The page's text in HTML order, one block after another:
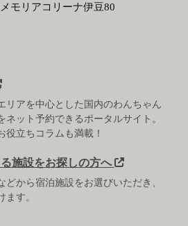
メモリアコリーナ伊豆80
リアを中心とした国内のわんちゃん
ネット予約できるポータルサイト。
役立ちコラムも満載！
施設をお探しの方へ
どから宿泊施設をお選びいただき、
ます。